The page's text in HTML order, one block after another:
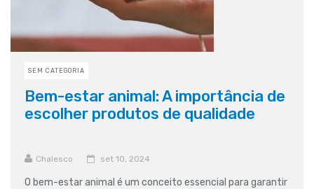
SEM CATEGORIA
Bem-estar animal: A importância de
escolher produtos de qualidade
Chalesco set 10, 2024
O bem-estar animal é um conceito essencial para garantir